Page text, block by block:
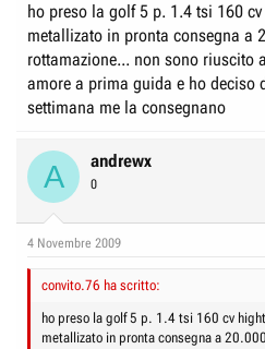
ho preso la golf 5 p. 1.4 tsi 160
metallizato in pronta consegna a
rottamazione... non sono riuscito
amore a prima guida e ho deciso
settimana me la consegnano
A andrewx
0
4 Novembre 2009
convito.76 ha scritto:
ho preso la golf 5 p. 1.4 tsi 160 cv
metallizato in pronta consegna a